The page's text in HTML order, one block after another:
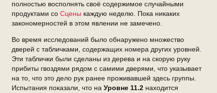
полностью восполнять своё содержимое случайными
продуктами со Сцены каждую неделю. Пока никаких
закономерностей в этом явлении не замечено.
Во время исследований было обнаружено множество
дверей с табличками, содержащих номера других уровней.
Эти таблички были сделаны из дерева и на скорую руку
прибиты гвоздями рядом с самими дверями, что указывает
на то, что это дело рук ранее проживавшей здесь группы.
Испытания показали, что на Уровне 11.2 находится